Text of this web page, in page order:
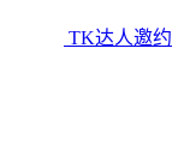
TK达人邀约